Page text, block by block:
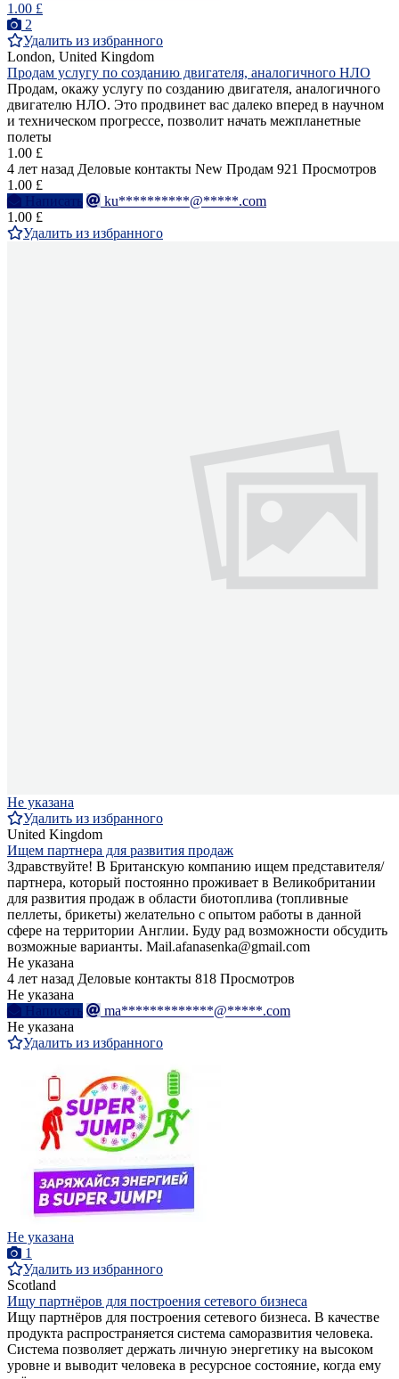
1.00 £
2
Удалить из избранного
London, United Kingdom
Продам услугу по созданию двигателя, аналогичного НЛО
Продам, окажу услугу по созданию двигателя, аналогичного
двигателю НЛО. Это продвинет вас далеко вперед в научном
и техническом прогрессе, позволит начать межпланетные
полеты
1.00 £
4 лет назад Деловые контакты New Продам 921 Просмотров
1.00 £
Написать
ku**********@*****.com
1.00 £
Удалить из избранного
Не указана
Удалить из избранного
United Kingdom
Ищем партнера для развития продаж
Здравствуйте! В Британскую компанию ищем представителя/
партнера, который постоянно проживает в Великобритании
для развития продаж в области биотоплива (топливные
пеллеты, брикеты) желательно с опытом работы в данной
сфере на территории Англии. Буду рад возможности обсудить
возможные варианты. Mail.afanasenka@gmail.com
Не указана
4 лет назад Деловые контакты 818 Просмотров
Не указана
Написать
ma*************@*****.com
Не указана
Удалить из избранного
Не указана
1
Удалить из избранного
Scotland
Ищу партнёров для построения сетевого бизнеса
Ищу партнёров для построения сетевого бизнеса. В качестве
продукта распространяется система саморазвития человека.
Система позволяет держать личную энергетику на высоком
уровне и выводит человека в ресурсное состояние, когда ему